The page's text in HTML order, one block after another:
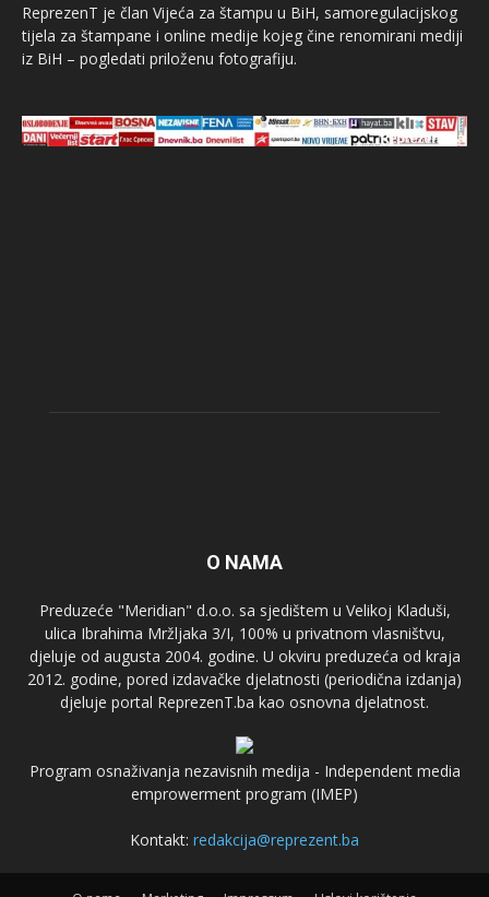
ReprezenT je član Vijeća za štampu u BiH, samoregulacijskog
tijela za štampane i online medije kojeg čine renomirani mediji
iz BiH – pogledati priloženu fotografiju.
O NAMA
Preduzeće "Meridian" d.o.o. sa sjedištem u Velikoj Kladuši,
ulica Ibrahima Mržljaka 3/I, 100% u privatnom vlasništvu,
djeluje od augusta 2004. godine. U okviru preduzeća od kraja
2012. godine, pored izdavačke djelatnosti (periodična izdanja)
djeluje portal ReprezenT.ba kao osnovna djelatnost.
Program osnaživanja nezavisnih medija - Independent media
emprowerment program (IMEP)
Kontakt: redakcija@reprezent.ba